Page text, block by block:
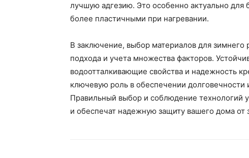
лучшую адгезию. Это особенно актуально для
более пластичными при нагревании.
В заключение, выбор материалов для зимнего
подхода и учета множества факторов.
водоотталкивающие свойства и надежность
ключевую роль в обеспечении
Правильный выбор и соблюдение технологий
и обеспечат надежную защиту вашего дома от